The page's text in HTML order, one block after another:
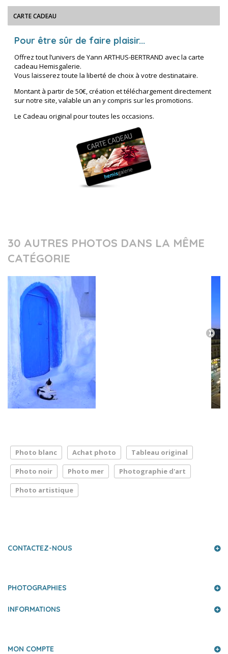
CARTE CADEAU
Pour être sûr de faire plaisir...
Offrez tout l’univers de Yann ARTHUS-BERTRAND avec la carte
cadeau Hemisgalerie.
Vous laisserez toute la liberté de choix à votre destinataire.
Montant à partir de 50€, création et téléchargement directement
sur notre site, valable un an y compris sur les promotions.
Le Cadeau original pour toutes les occasions.
30 AUTRES PHOTOS DANS LA MÊME
CATÉGORIE
Photo blanc Achat photo Tableau original
Photo noir Photo mer Photographie d'art
Photo artistique
CONTACTEZ-NOUS
PHOTOGRAPHIES
INFORMATIONS
MON COMPTE